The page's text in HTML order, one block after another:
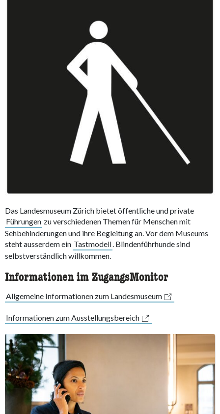
Das Landesmuseum Zürich bietet öffentliche und private
Führungen zu verschiedenen Themen für Menschen mit
Sehbehinderungen und ihre Begleitung an. Vor dem Museums
steht ausserdem ein Tastmodell. Blindenführhunde sind
selbstverständlich willkommen.
Informationen im ZugangsMonitor
Allgemeine Informationen zum Landesmuseum
Informationen zum Ausstellungsbereich